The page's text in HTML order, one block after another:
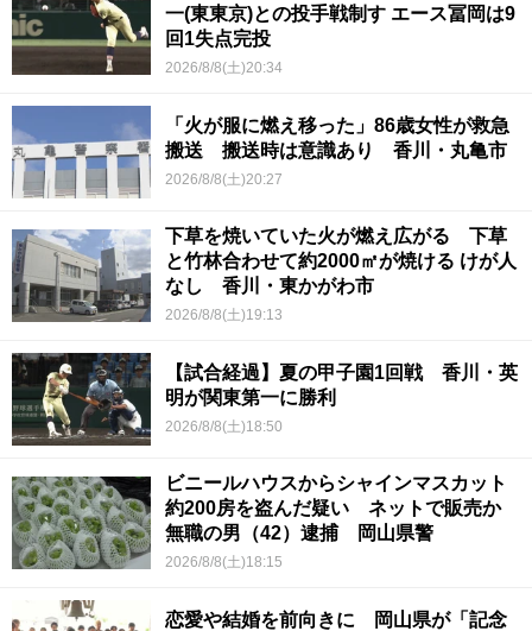
一(東東京)との投手戦制す エース冨岡は9
回1失点完投
2026/8/8(土)20:34
「火が服に燃え移った」86歳女性が救急
搬送 搬送時は意識あり 香川・丸亀市
2026/8/8(土)20:27
下草を焼いていた火が燃え広がる 下草
と竹林合わせて約2000㎡が焼ける けが人
なし 香川・東かがわ市
2026/8/8(土)19:13
【試合経過】夏の甲子園1回戦 香川・英
明が関東第一に勝利
2026/8/8(土)18:50
ビニールハウスからシャインマスカット
約200房を盗んだ疑い ネットで販売か
無職の男（42）逮捕 岡山県警
2026/8/8(土)18:15
恋愛や結婚を前向きに 岡山県が「記念